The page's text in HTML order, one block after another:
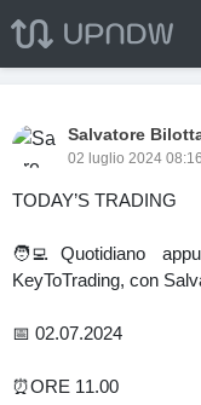
Salvatore
02 luglio 2024
TODAY’S TRADING
🧑‍💻Quotidiano
KeyToTrading, con
📅 02.07.2024
⏰ORE 11.00